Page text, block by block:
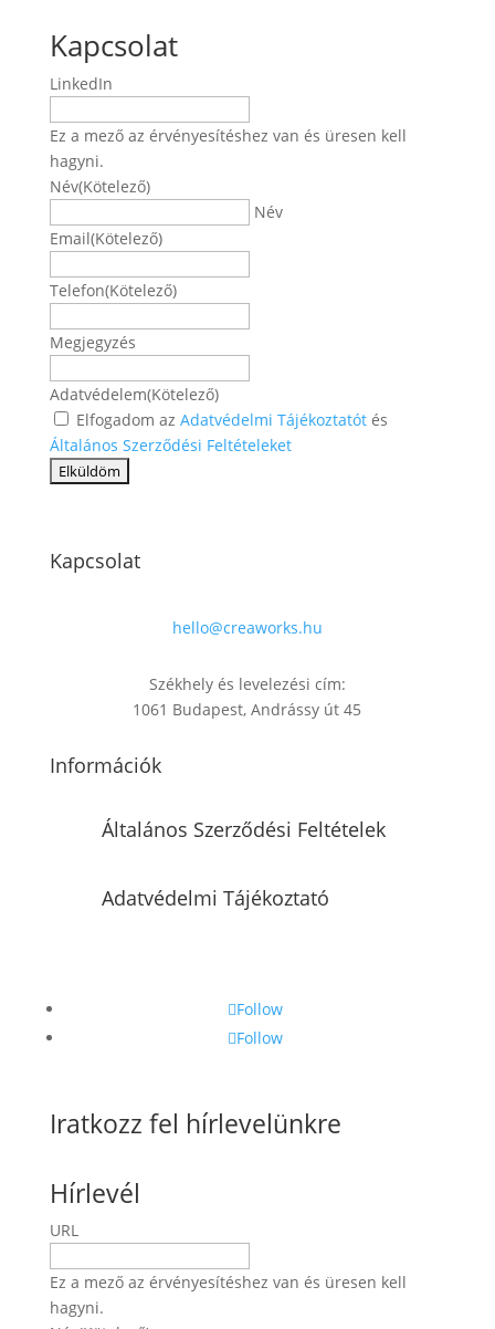
Kapcsolat
LinkedIn
Ez a mező az érvényesítéshez van és üresen kell
hagyni.
Név(Kötelező)
Név
Email(Kötelező)
Telefon(Kötelező)
Megjegyzés
Adatvédelem(Kötelező)
Elfogadom az Adatvédelmi Tájékoztatótés
Általános Szerződési Feltételeket
Kapcsolat
hello@creaworks.hu
Székhely és levelezési cím:
1061 Budapest, Andrássy út 45
Információk
Általános Szerződési Feltételek
Adatvédelmi Tájékoztató
Follow
Follow
Iratkozz fel hírlevelünkre
Hírlevél
URL
Ez a mező az érvényesítéshez van és üresen kell
hagyni.